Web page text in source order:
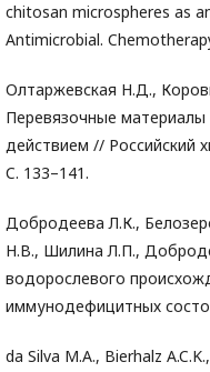
chitosan microspheres as
Antimicrobial.
Олтаржевская Н.Д.,
Перевязочные
действием // Российский
C. 133–141.
Добродеева Л.К.,
Н.В., Шилина Л.П.,
водорослевого
иммунодефицитных
da Silva M.A., Bierhalz